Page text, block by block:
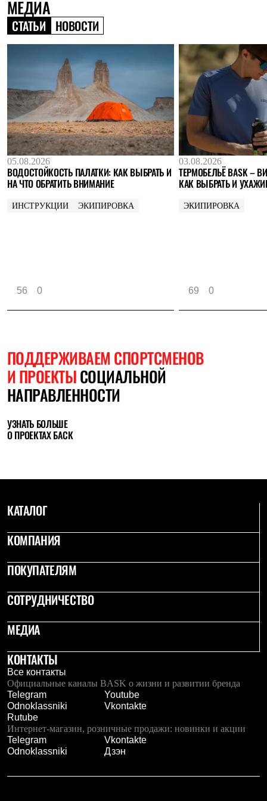
Где купить
МЕДИА
СТАТЬИ НОВОСТИ
05.08.2026
ВОДОСТОЙКОСТЬ ПАЛАТКИ: КАК ВЫБРАТЬ И
НА ЧТО ОБРАТИТЬ ВНИМАНИЕ
ИНСТРУКЦИИ ЭКИПИРОВКА
56 0
03.08.2026
ТЕРМОБЕЛЬЁ BASK –
КАК ВЫБРАТЬ И
ЭКИПИРОВКА
69 0
ПОДДЕРЖИВАЕМ СПОРТСМЕНОВ
И ПРОЕКТЫСОЦИАЛЬНОЙ
НАПРАВЛЕННОСТИ
УЗНАТЬ БОЛЬШЕ
О ПРОЕКТАХ БАСК
КАТАЛОГ
КОМПАНИЯ
ПОКУПАТЕЛЯМ
СОТРУДНИЧЕСТВО
МЕДИА
КОНТАКТЫ
Все контакты
Официальные каналы BASK о жизни и развитии бренда
Telegram
Youtube
Odnoklassniki
Vkontakte
Rutube
Интернет-магазин, розничные продажи: новинки и акции
Telegram
Vkontakte
Odnoklassniki
Дзэн